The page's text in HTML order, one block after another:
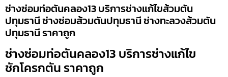
ช่างซ่อมท่อตันคลอง13 บริการช่างแก้ไขส้วมตัน
ปทุมธานี ช่างซ่อมส้วมตันปทุมธานี ช่างทะลวงส้วมตัน
ปทุมธานี ราคาถูก
ช่างซ่อมท่อตันคลอง13 บริการช่างแก้ไข
ชักโครกตัน ราคาถูก